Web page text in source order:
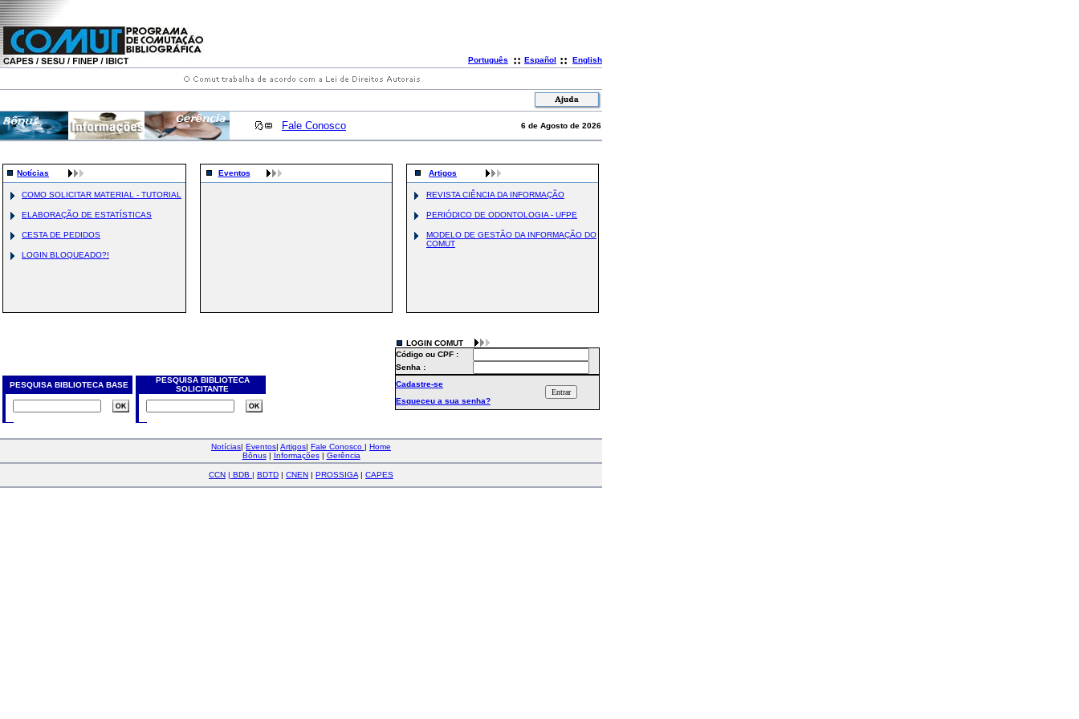
Português :: Español :: English
Fale Conosco 6 de Agosto de 2026
Notícias
COMO SOLICITAR MATERIAL - TUTORIAL
ELABORAÇÃO DE ESTATÍSTICAS
CESTA DE PEDIDOS
LOGIN BLOQUEADO?!
Eventos Artigos
REVISTA CIÊNCIA DA INFORMAÇÃO
PERIÓDICO DE ODONTOLOGIA - UFPE
MODELO DE GESTÃO DA INFORMAÇÃO DO
COMUT
PESQUISA BIBLIOTECA BASE
PESQUISA BIBLIOTECA
SOLICITANTE
LOGIN COMUT
Código ou CPF :
Senha :
Cadastre-se
Esqueceu a sua senha?
Notícias| Eventos| Artigos| Fale Conosco | Home
Bônus| Informações| Gerência
CCN | BDB | BDTD | CNEN | PROSSIGA | CAPES